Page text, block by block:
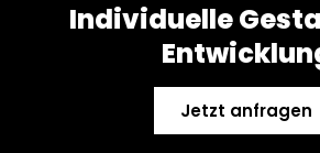
Individuelle
Jetzt anfragen